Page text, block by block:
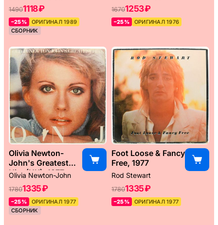
14901118 ₽
–25%
ОРИГИНАЛ 1989
СБОРНИК
16701253 ₽
–25% ОРИГИНАЛ 1976
Olivia Newton-
John's Greatest
Hits (UK), 1977
Olivia Newton-John
17801335 ₽
–25%
ОРИГИНАЛ 1977
СБОРНИК
Foot Loose & Fancy
Free, 1977
Rod Stewart
17801335 ₽
–25% ОРИГИНАЛ 1977